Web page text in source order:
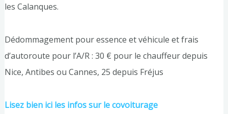
les Calanques.
Dédommagement pour essence et véhicule et frais
d’autoroute pour l’A/R : 30 € pour le chauffeur depuis
Nice, Antibes ou Cannes, 25 depuis Fréjus
Lisez bien ici les infos sur le covoiturage